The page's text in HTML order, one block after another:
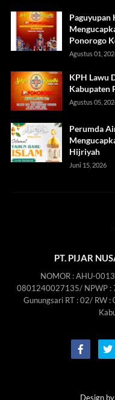
Paguyupan
Ponorogo
Agustus 01,
KPH Lawu
Kabupaten
Agustus 05,
Perumda
Hijriyah
Juni 15, 2026
PT. PIJAR
NOMOR : AHU-
0801240027135/ NPWP :
Gunungsari RT : 02/ RW
Design